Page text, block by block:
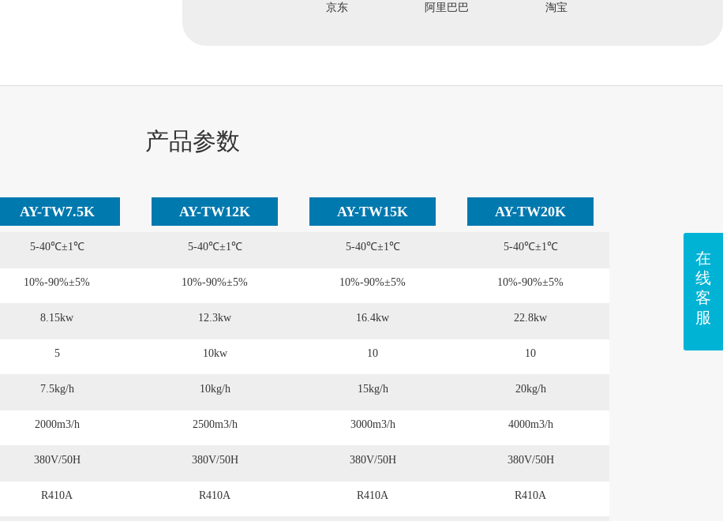
京东 阿里巴巴 淘宝
产品参数
AY-TW7.5K
5-40℃±1℃
10%-90%±5%
8.15kw
5
7.5kg/h
2000m3/h
380V/50H
R410A
AY-TW12K
5-40℃±1℃
10%-90%±5%
12.3kw
10kw
10kg/h
2500m3/h
380V/50H
R410A
AY-TW15K
5-40℃±1℃
10%-90%±5%
16.4kw
10
15kg/h
3000m3/h
380V/50H
R410A
AY-TW20K
5-40℃±1℃
10%-90%±5%
22.8kw
10
20kg/h
4000m3/h
380V/50H
R410A
在
线
客
服